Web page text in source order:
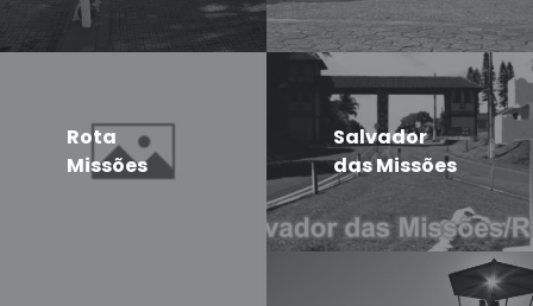
Rota
Missões
Salvador
das Missões